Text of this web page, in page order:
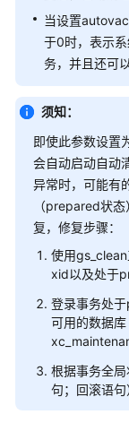
入
户
指
南
发
指
南
开
发
指
布
式
_V2.0-
当设置
于0时，表示
务，并且还可
须知：
即使此参数设置
会自动启动自动
异常时，可能有
（prepared状
复，修复步骤：
使用
xid以及处于
登录事务处
可用的数据
根据事务全
句；回滚语句